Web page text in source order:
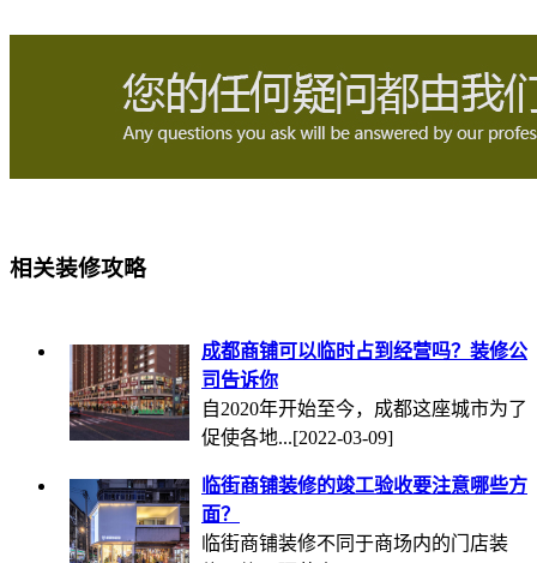
相关装修攻略
成都商铺可以临时占到经营吗？装修公
司告诉你
自2020年开始至今，成都这座城市为了
促使各地...[2022-03-09]
临街商铺装修的竣工验收要注意哪些方
面？
临街商铺装修不同于商场内的门店装